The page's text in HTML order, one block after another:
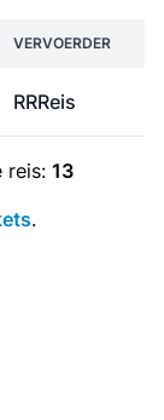
VERVOERDER
RRReis
reis: 13
.